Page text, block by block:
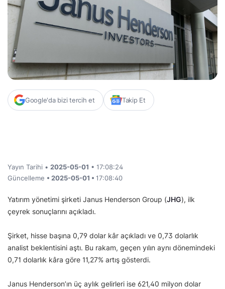
Google'da bizi tercih et Takip Et
Yayın Tarihi • 2025-05-01 • 17:08:24
Güncelleme • 2025-05-01 • 17:08:40
Yatırım yönetimi şirketi Janus Henderson Group (JHG), ilk
çeyrek sonuçlarını açıkladı.
Şirket, hisse başına 0,79 dolar kâr açıkladı ve 0,73 dolarlık
analist beklentisini aştı. Bu rakam, geçen yılın aynı dönemindeki
0,71 dolarlık kâra göre 11,27% artış gösterdi.
Janus Henderson’ın üç aylık gelirleri ise 621,40 milyon dolar